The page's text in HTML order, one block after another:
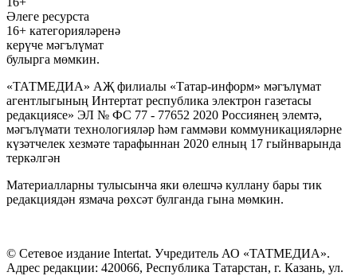
Әлеге ресурста
16+ категорияләренә
керүче мәгълүмат
булырга мөмкин.
«ТАТМЕДИА» АҖ филиалы «Татар-информ» мәгълүмат
агентлыгының Интертат республика электрон газетасы
редакциясе» ЭЛ № ФС 77 - 77652 2020 Россиянең элемтә,
мәгълүмати технологияләр һәм гаммәви коммуникацияләрне
күзәтчелек хезмәте тарафыннан 2020 елның 17 гыйнварында
теркәлгән
Материалларны тулысынча яки өлешчә куллану бары тик
редакциядән язмача рөхсәт булганда гына мөмкин.
© Сетевое издание Intertat. Учредитель АО «ТАТМЕДИА».
Адрес редакции: 420066, Республика Татарстан, г. Казань, ул.